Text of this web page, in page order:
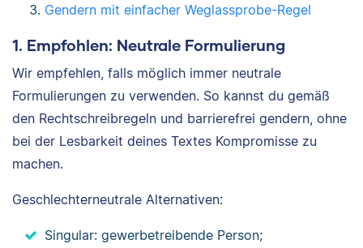
Gendern mit einfacher Weglassprobe-Regel
1. Empfohlen: Neutrale Formulierung
Wir empfehlen, falls möglich immer neutrale
Formulierungen zu verwenden. So kannst du gemäß
den Rechtschreibregeln und barrierefrei gendern, ohne
bei der Lesbarkeit deines Textes Kompromisse zu
machen.
Geschlechterneutrale Alternativen:
Singular: gewerbetreibende Person;